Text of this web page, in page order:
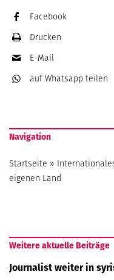
Facebook
Drucken
E-Mail
auf Whatsapp teilen
Navigation
Startseite »
eigenen Land
Weitere aktuelle Beiträge
Journalist weiter in